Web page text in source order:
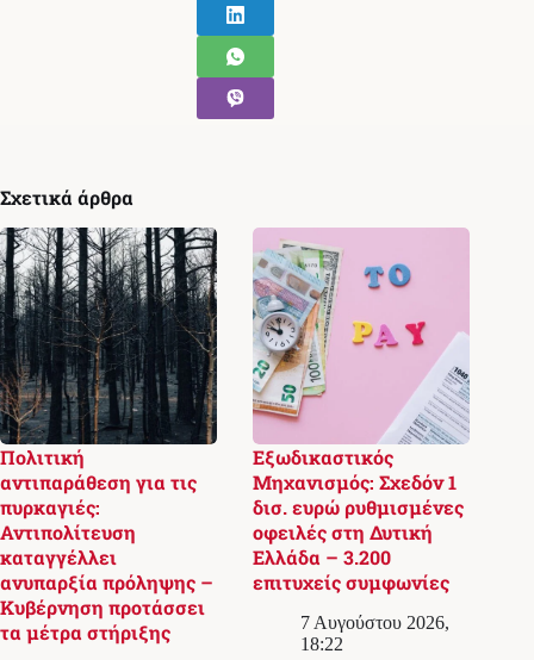
Σχετικά άρθρα
Πολιτική
αντιπαράθεση για τις
πυρκαγιές:
Αντιπολίτευση
καταγγέλλει
ανυπαρξία πρόληψης –
Κυβέρνηση προτάσσει
τα μέτρα στήριξης
Εξωδικαστικός
Μηχανισμός: Σχεδόν 1
δισ. ευρώ ρυθμισμένες
οφειλές στη Δυτική
Ελλάδα – 3.200
επιτυχείς συμφωνίες
7 Αυγούστου 2026,
18:22